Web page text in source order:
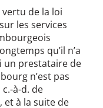
vertu de la loi
les services
qu’il n’a
un prestataire de
n’est pas
à-d. de
et à la suite de